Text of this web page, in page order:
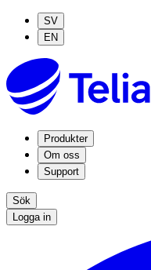
SV
EN
Produkter
Om oss
Support
Sök
Logga in